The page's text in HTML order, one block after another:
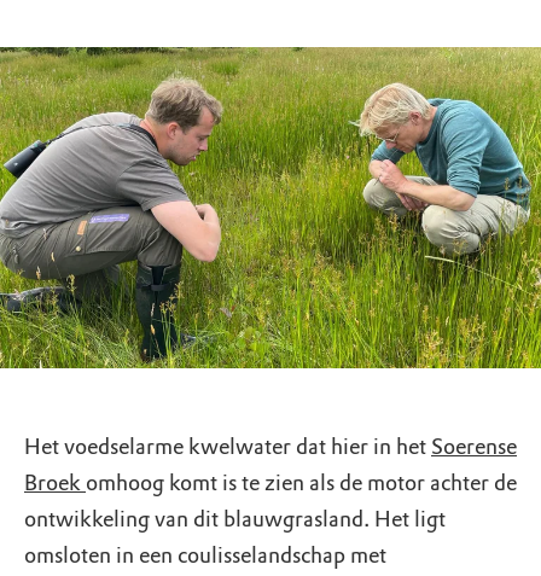
Het voedselarme kwelwater dat hier in het Soerense
Broek omhoog komt is te zien als de motor achter de
ontwikkeling van dit blauwgrasland. Het ligt
omsloten in een coulisselandschap met